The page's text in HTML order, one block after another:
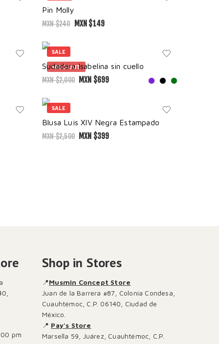
Pin Molly
MXN $240 MXN $149
SALE
SOLD OUT
Sudadera Isabelina sin cuello
MXN $2,000 MXN $699
SALE
Blusa Luis XIV Negra Estampado
MXN $2,500 MXN $399
pm
Shop in Stores
📍Musmin Concept Store
Juan de la Barrera #87, Colonia Condesa,
Cuauhtémoc, C.P. 06140, Ciudad de
México.
📍 Pay's Store
Marsella 59, Juárez, Cuauhtémoc, C.P.